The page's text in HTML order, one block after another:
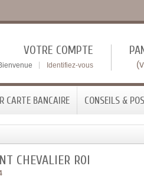
VOTRE COMPTE
Identifiez-vous
CARTE BANCAIRE CONSEILS &
CHEVALIER ROI